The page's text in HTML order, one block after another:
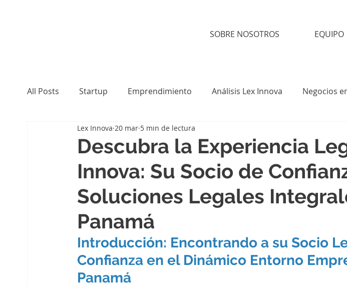
SOBRE NOSOTROS EQUIPO
All Posts Startup Emprendimiento Análisis Lex Innova Negocios
Descubra la Experiencia
Innova: Su Socio de
Soluciones Legales
Panamá
Lex Innova 20 mar 5 min de lectura
Introducción: Encontrando a su Socio
Confianza en el Dinámico Entorno
Panamá